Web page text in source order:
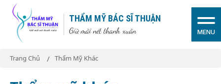
THẨM MỸ BÁC SĨ THUẬN
Giữ mãi nét thanh xuân MENU
Trang Chủ Thẩm Mỹ Khác